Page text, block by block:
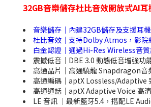
32GB音樂儲存杜比音效開放式AI耳
音樂儲存｜內建32GB儲存及支援耳
杜比音效｜支持Dolby Atmos，影院
白金認證｜通過Hi-Res Wireless音
震撼低音｜DBE 3.0 動態低音增強功
高通晶片｜高通驍龍 Snapdragon音
高通編碼｜aptX Lossless/Adaptive
高通通話｜aptX Adaptive Voice 高
LE 音訊 ｜最新藍牙5.4，搭配LE